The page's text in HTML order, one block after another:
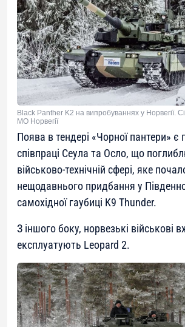
Black Panther K2 на випробуваннях у Норвегії.
МО Норвегії
Поява в тендері «Чорної пантери» є
співпраці Сеула та Осло, що
військово-технічній сфері, яке
нещодавнього придбання у
самохідної гаубиці K9 Thunder.
З іншого боку, норвезькі військові
експлуатують Leopard 2.